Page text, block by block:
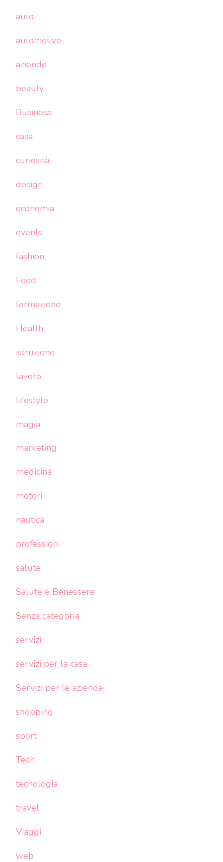
auto
automotive
aziende
beauty
Business
casa
curiosità
design
economia
events
fashion
Food
formazione
Health
istruzione
lavoro
lifestyle
magia
marketing
medicina
motori
nautica
professioni
salute
Salute e Benessere
Senza categoria
servizi
servizi per la casa
Servizi per le aziende
shopping
sport
Tech
tecnologia
travel
Viaggi
web